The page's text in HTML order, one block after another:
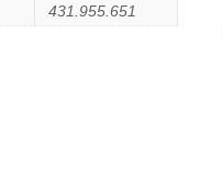
431.955.651